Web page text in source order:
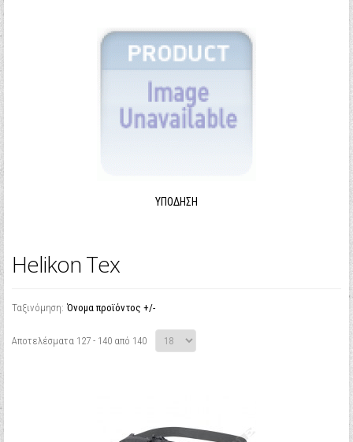
ΥΠΌΔΗΣΗ
Helikon Tex
Ταξινόμηση: Όνομα προϊόντος +/-
Αποτελέσματα 127 - 140 από 140